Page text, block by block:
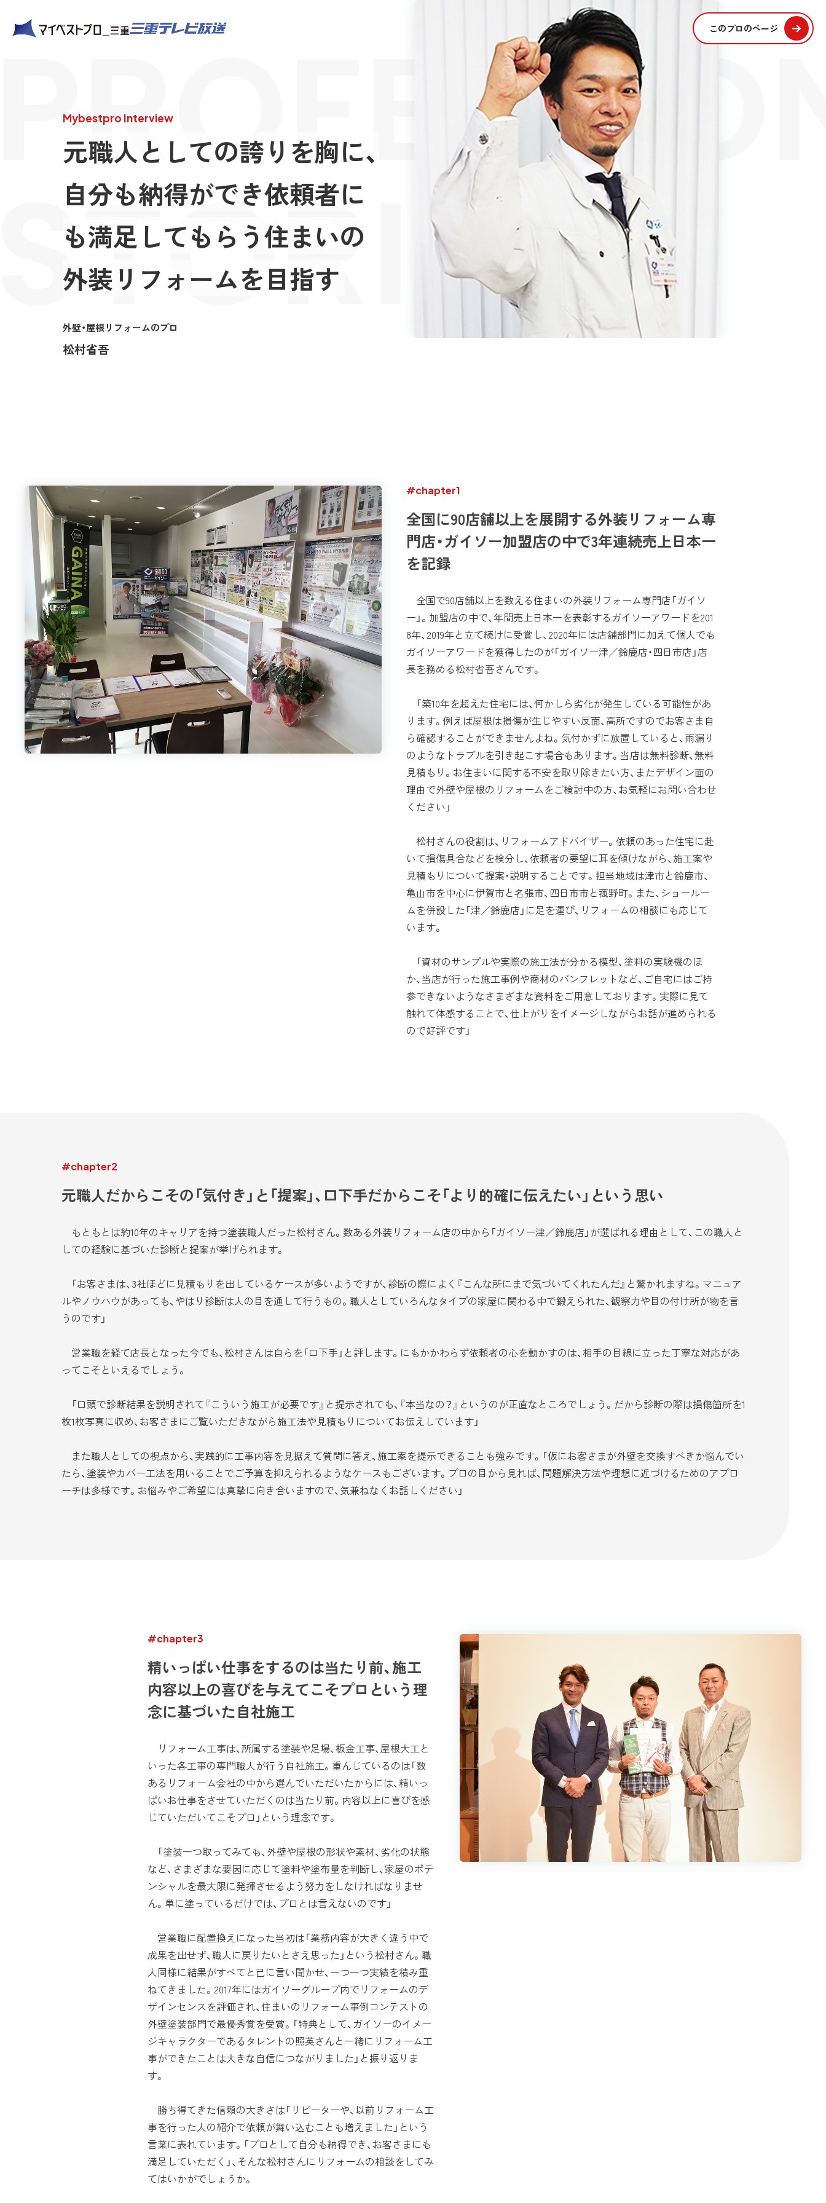
このプロのページ
Mybestpro Interview
元職人としての誇りを胸に、
自分も納得ができ依頼者に
も満足してもらう住まいの
外装リフォームを目指す
外壁・屋根リフォームのプロ
松村省吾
#chapter1
全国に90店舗以上を展開する外装リフォーム専
門店・ガイソー加盟店の中で3年連続売上日本一
を記録
全国で90店舗以上を数える住まいの外装リフォーム専門店「ガイソ
ー」。加盟店の中で、年間売上日本一を表彰するガイソーアワードを201
8年、2019年と立て続けに受賞し、2020年には店舗部門に加えて個人でも
ガイソーアワードを獲得したのが「ガイソー津／鈴鹿店・四日市店」店
長を務める松村省吾さんです。
「築10年を超えた住宅には、何かしら劣化が発生している可能性があ
ります。例えば屋根は損傷が生じやすい反面、高所ですのでお客さま自
ら確認することができませんよね。気付かずに放置していると、雨漏り
のようなトラブルを引き起こす場合もあります。当店は無料診断、無料
見積もり。お住まいに関する不安を取り除きたい方、またデザイン面の
理由で外壁や屋根のリフォームをご検討中の方、お気軽にお問い合わせ
ください」
松村さんの役割は、リフォームアドバイザー。依頼のあった住宅に赴
いて損傷具合などを検分し、依頼者の要望に耳を傾けながら、施工案や
見積もりについて提案・説明することです。担当地域は津市と鈴鹿市、
亀山市を中心に伊賀市と名張市、四日市市と菰野町。また、ショールー
ムを併設した「津／鈴鹿店」に足を運び、リフォームの相談にも応じて
います。
「資材のサンプルや実際の施工法が分かる模型、塗料の実験機のほ
か、当店が行った施工事例や商材のパンフレットなど、ご自宅にはご持
参できないようなさまざまな資料をご用意しております。実際に見て
触れて体感することで、仕上がりをイメージしながらお話が進められる
ので好評です」
#chapter2
元職人だからこその「気付き」と「提案」、口下手だからこそ「より的確に伝えたい」という思い
もともとは約10年のキャリアを持つ塗装職人だった松村さん。数ある外装リフォーム店の中から「ガイソー津／鈴鹿店」が選ばれる理由として、この職人と
しての経験に基づいた診断と提案が挙げられます。
「お客さまは、3社ほどに見積もりを出しているケースが多いようですが、診断の際によく『こんな所にまで気づいてくれたんだ』と驚かれますね。マニュア
ルやノウハウがあっても、やはり診断は人の目を通して行うもの。職人としていろんなタイプの家屋に関わる中で鍛えられた、観察力や目の付け所が物を言
うのです」
営業職を経て店長となった今でも、松村さんは自らを「口下手」と評します。にもかかわらず依頼者の心を動かすのは、相手の目線に立った丁寧な対応があ
ってこそといえるでしょう。
「口頭で診断結果を説明されて『こういう施工が必要です』と提示されても、『本当なの？』というのが正直なところでしょう。だから診断の際は損傷箇所を1
枚1枚写真に収め、お客さまにご覧いただきながら施工法や見積もりについてお伝えしています」
また職人としての視点から、実践的に工事内容を見据えて質問に答え、施工案を提示できることも強みです。「仮にお客さまが外壁を交換すべきか悩んでい
たら、塗装やカバー工法を用いることでご予算を抑えられるようなケースもございます。プロの目から見れば、問題解決方法や理想に近づけるためのアプロ
ーチは多様です。お悩みやご希望には真摯に向き合いますので、気兼ねなくお話しください」
#chapter3
精いっぱい仕事をするのは当たり前、施工
内容以上の喜びを与えてこそプロという理
念に基づいた自社施工
リフォーム工事は、所属する塗装や足場、板金工事、屋根大工と
いった各工事の専門職人が行う自社施工。重んじているのは「数
あるリフォーム会社の中から選んでいただいたからには、精いっ
ぱいお仕事をさせていただくのは当たり前。内容以上に喜びを感
じていただいてこそプロ」という理念です。
「塗装一つ取ってみても、外壁や屋根の形状や素材、劣化の状態
など、さまざまな要因に応じて塗料や塗布量を判断し、家屋のポテ
ンシャルを最大限に発揮させるよう努力をしなければなりませ
ん。単に塗っているだけでは、プロとは言えないのです」
営業職に配置換えになった当初は「業務内容が大きく違う中で
成果を出せず、職人に戻りたいとさえ思った」という松村さん。職
人同様に結果がすべてと己に言い聞かせ、一つ一つ実績を積み重
ねてきました。2017年にはガイソーグループ内でリフォームのデ
ザインセンスを評価され、住まいのリフォーム事例コンテストの
外壁塗装部門で最優秀賞を受賞。「特典として、ガイソーのイメー
ジキャラクターであるタレントの照英さんと一緒にリフォーム工
事ができたことは大きな自信につながりました」と振り返りま
す。
勝ち得てきた信頼の大きさは「リピーターや、以前リフォーム工
事を行った人の紹介で依頼が舞い込むことも増えました」という
言葉に表れています。「プロとして自分も納得でき、お客さまにも
満足していただく」、そんな松村さんにリフォームの相談をしてみ
てはいかがでしょうか。